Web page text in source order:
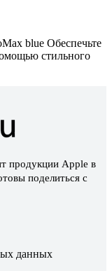
blue Обеспечьте
стильного
продукции Apple в
поделиться с
данных